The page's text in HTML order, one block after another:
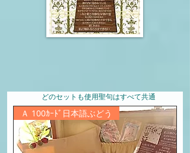
Ａ 100ｶｰﾄﾞ日本語ぶどう
​どのセットも使用聖句はすべて共通